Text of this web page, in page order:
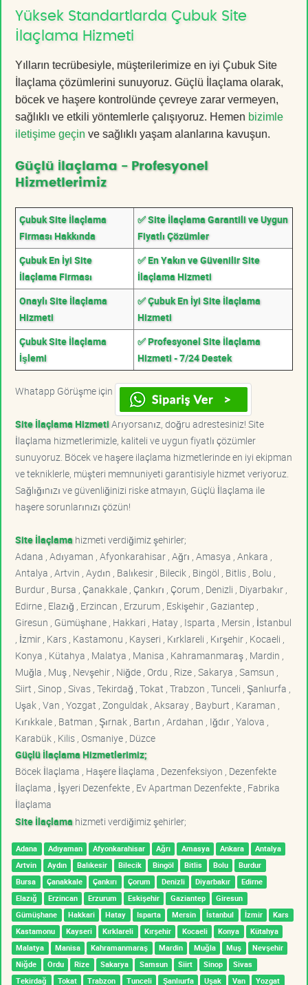
Yüksek Standartlarda Çubuk Site
İlaçlama Hizmeti
Yılların tecrübesiyle, müşterilerimize en iyi Çubuk Site
İlaçlama çözümlerini sunuyoruz. Güçlü İlaçlama olarak,
böcek ve haşere kontrolünde çevreye zarar vermeyen,
sağlıklı ve etkili yöntemlerle çalışıyoruz. Hemen bizimle
iletişime geçin ve sağlıklı yaşam alanlarına kavuşun.
Güçlü İlaçlama - Profesyonel
Hizmetlerimiz
Çubuk Site İlaçlama
Firması Hakkında
✅ Site İlaçlama Garantili ve Uygun
Fiyatlı Çözümler
Çubuk En İyi Site
İlaçlama Firması
✅ En Yakın ve Güvenilir Site
İlaçlama Hizmeti
Onaylı Site İlaçlama
Hizmeti
✅ Çubuk En İyi Site İlaçlama
Hizmeti
Çubuk Site İlaçlama
İşlemi
✅ Profesyonel Site İlaçlama
Hizmeti - 7/24 Destek
Whatapp Görüşme için
Site İlaçlama HizmetiArıyorsanız, doğru adrestesiniz! Site
İlaçlama hizmetlerimizle, kaliteli ve uygun fiyatlı çözümler
sunuyoruz. Böcek ve haşere ilaçlama hizmetlerinde en iyi ekipman
ve tekniklerle, müşteri memnuniyeti garantisiyle hizmet veriyoruz.
Sağlığınızı ve güvenliğinizi riske atmayın, Güçlü İlaçlama ile
haşere sorunlarınızı çözün!
Site İlaçlama hizmeti verdiğimiz şehirler;
Adana , Adıyaman , Afyonkarahisar , Ağrı , Amasya , Ankara ,
Antalya , Artvin , Aydın , Balıkesir , Bilecik , Bingöl , Bitlis , Bolu ,
Burdur , Bursa , Çanakkale , Çankırı , Çorum , Denizli , Diyarbakır ,
Edirne , Elazığ , Erzincan , Erzurum , Eskişehir , Gaziantep ,
Giresun , Gümüşhane , Hakkari , Hatay , Isparta , Mersin , İstanbul
, İzmir , Kars , Kastamonu , Kayseri , Kırklareli , Kırşehir , Kocaeli ,
Konya , Kütahya , Malatya , Manisa , Kahramanmaraş , Mardin ,
Muğla , Muş , Nevşehir , Niğde , Ordu , Rize , Sakarya , Samsun ,
Siirt , Sinop , Sivas , Tekirdağ , Tokat , Trabzon , Tunceli , Şanlıurfa ,
Uşak , Van , Yozgat , Zonguldak , Aksaray , Bayburt , Karaman ,
Kırıkkale , Batman , Şırnak , Bartın , Ardahan , Iğdır , Yalova ,
Karabük , Kilis , Osmaniye , Düzce
Güçlü İlaçlama Hizmetlerimiz;
Böcek İlaçlama , Haşere İlaçlama , Dezenfeksiyon , Dezenfekte
İlaçlama , İşyeri Dezenfekte , Ev Apartman Dezenfekte , Fabrika
İlaçlama
Site İlaçlama hizmeti verdiğimiz şehirler;
Adana Adıyaman Afyonkarahisar Ağrı Amasya Ankara
Antalya
Artvin
Aydın Balıkesir Bilecik Bingöl Bitlis Bolu
Burdur
Bursa
Çanakkale Çankırı Çorum Denizli Diyarbakır
Edirne
Elazığ
Erzincan Erzurum Eskişehir Gaziantep
Giresun
Gümüşhane
Hakkari Hatay Isparta Mersin İstanbul İzmir
Kars
Kastamonu
Kayseri Kırklareli Kırşehir Kocaeli Konya
Kütahya
Malatya
Manisa Kahramanmaraş Mardin Muğla Muş
Nevşehir
Niğde
Ordu Rize Sakarya Samsun Siirt Sinop
Sivas
Tekirdağ
Tokat Trabzon Tunceli Şanlıurfa Uşak Van Yozgat